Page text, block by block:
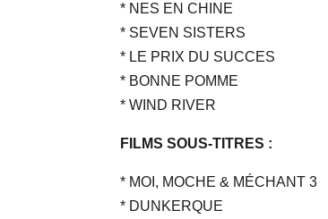
* NES EN CHINE
* SEVEN SISTERS
* LE PRIX DU SUCCES
* BONNE POMME
* WIND RIVER
FILMS SOUS-TITRES :
* MOI, MOCHE & MÉCHANT 3
* DUNKERQUE